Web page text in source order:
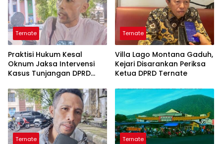
Ternate
Praktisi Hukum Kesal
Oknum Jaksa Intervensi
Kasus Tunjangan DPRD
Ternate
Villa Lago Montana Gaduh,
Kejari Disarankan Periksa
Ketua DPRD Ternate
Ternate Ternate